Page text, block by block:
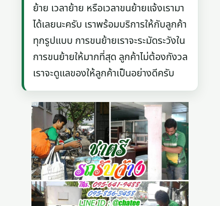
ย้าย เวลาย้าย หรือเวลาขนย้ายแจ้งเรามา
ได้เลยนะครับ เราพร้อมบริการให้กับลูกค้า
ทุกรูปแบบ การขนย้ายเราจะระมัดระวังใน
การขนย้ายให้มากที่สุด ลูกค้าไม่ต้องกังวล
เราจะดูแลของให้ลูกค้าเป็นอย่างดีครับ